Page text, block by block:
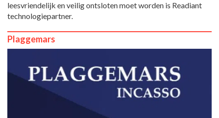
leesvriendelijk en veilig ontsloten moet worden is Readiant
technologiepartner.
Plaggemars